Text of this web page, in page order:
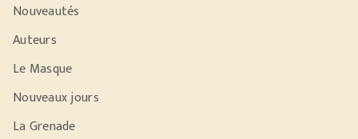
Nouveautés
Auteurs
Le Masque
Nouveaux jours
La Grenade